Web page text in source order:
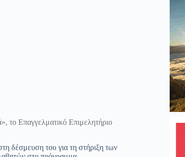
το Επαγγελματικό Επιμελητήριο
δέσμευση του για τη στήριξη των